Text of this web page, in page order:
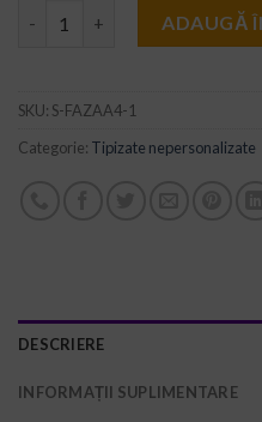
Cantitate Fisa activitatii
ADAUGĂ
SKU: S-FAZAA4-1
Categorie: Tipizate nepersonalizate
DESCRIERE
INFORMAȚII SUPLIMENTARE